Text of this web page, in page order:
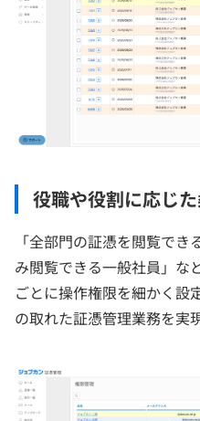
役職や役割に応じ
「全部門の証憑を閲覧で
み閲覧できる一般社員」な
ごとに操作権限を細かく設
の取れた証憑管理業務を実